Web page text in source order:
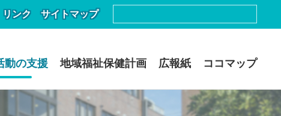
動の支援 地域福祉保健計画 広報紙 ココマップ
リンク サイトマップ